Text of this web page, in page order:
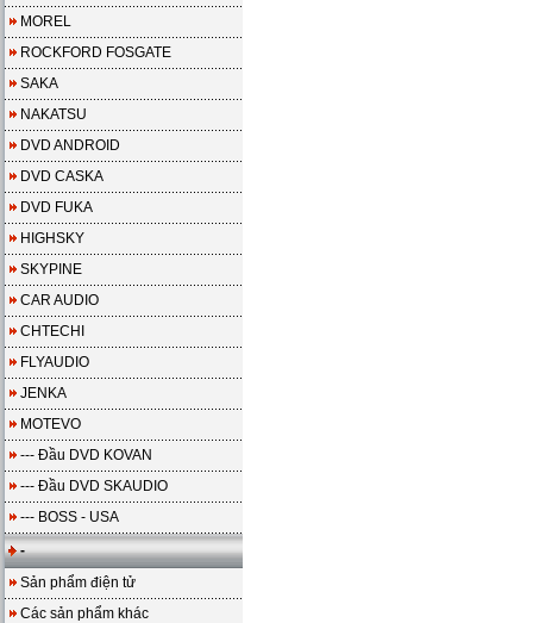
MOREL
ROCKFORD FOSGATE
SAKA
NAKATSU
DVD ANDROID
DVD CASKA
DVD FUKA
HIGHSKY
SKYPINE
CAR AUDIO
CHTECHI
FLYAUDIO
JENKA
MOTEVO
--- Đầu DVD KOVAN
--- Đầu DVD SKAUDIO
--- BOSS - USA
-
Sản phẩm điện tử
Các sản phẩm khác